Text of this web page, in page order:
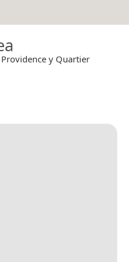
y Quartier